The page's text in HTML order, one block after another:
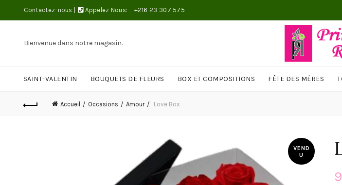
Contactez-nous Appelez Nous: +216 23 307 575
Bienvenue dans notre magasin.
SAINT-VALENTIN BOUQUETS DE FLEURS BOX ET COMPOSITIONS FÊTE DES MÈRES
Accueil Occasions Amour Love Box
VEND
U